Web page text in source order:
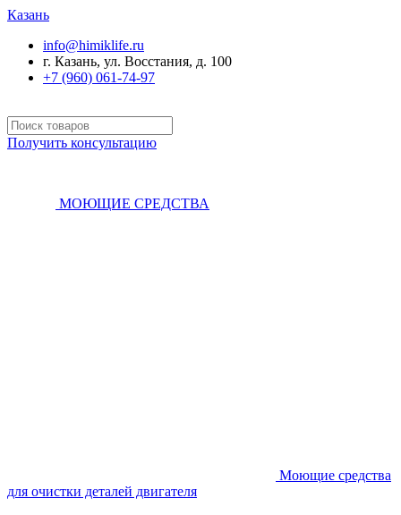
Казань
info@himiklife.ru
г. Казань, ул. Восстания, д. 100
+7 (960) 061-74-97
Получить консультацию
МОЮЩИЕ СРЕДСТВА
Моющие средства
для очистки деталей двигателя